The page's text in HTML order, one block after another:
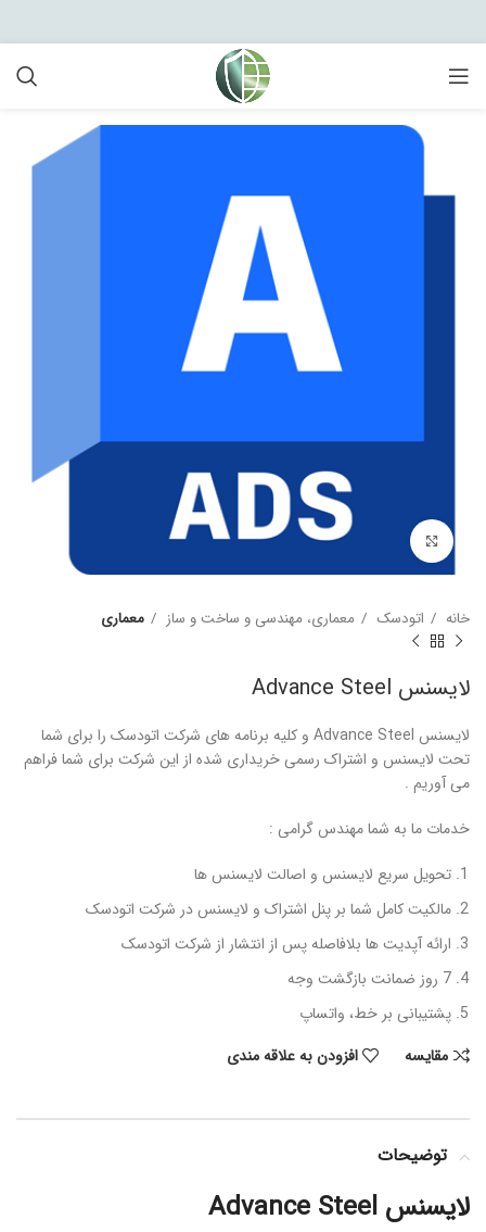
برای بزرگنمایی کلیک کنید
خانه اتودسک معماری، مهندسی و ساخت و ساز معماری
لایسنس Advance Steel
لایسنس Advance Steel و کلیه برنامه های شرکت اتودسک را برای شما
تحت لایسنس و اشتراک رسمی خریداری شده از این شرکت برای شما فراهم
می آوریم .
خدمات ما به شما مهندس گرامی :
تحویل سریع لایسنس و اصالت لایسنس ها
مالکیت کامل شما بر پنل اشتراک و لایسنس در شرکت اتودسک
ارائه آپدیت ها بلافاصله پس از انتشار از شرکت اتودسک
7 روز ضمانت بازگشت وجه
پشتیبانی بر خط، واتساپ
مقایسه
افزودن به علاقه مندی
توضیحات
لایسنس Advance Steel